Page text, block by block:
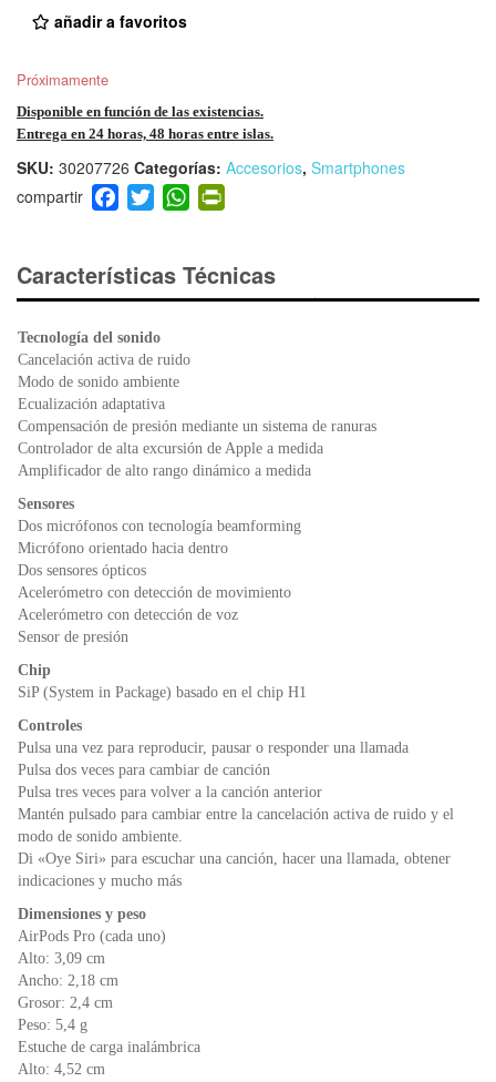
añadir a favoritos
Próximamente
Disponible en función de las existencias.
Entrega en 24 horas, 48 horas entre islas.
SKU: 30207726 Categorías: Accesorios, Smartphones
F
a
e
b
o
o
k
T
wi
er
W
h
s
A
p
ri
e
Características Técnicas
Tecnología del sonido
Cancelación activa de ruido
Modo de sonido ambiente
Ecualización adaptativa
Compensación de presión mediante un sistema de ranuras
Controlador de alta excursión de Apple a medida
Amplificador de alto rango dinámico a medida
Sensores
Dos micrófonos con tecnología beamforming
Micrófono orientado hacia dentro
Dos sensores ópticos
Acelerómetro con detección de movimiento
Acelerómetro con detección de voz
Sensor de presión
Chip
SiP (System in Package) basado en el chip H1
Controles
Pulsa una vez para reproducir, pausar o responder una llamada
Pulsa dos veces para cambiar de canción
Pulsa tres veces para volver a la canción anterior
Mantén pulsado para cambiar entre la cancelación activa de ruido y el
modo de sonido ambiente.
Di «Oye Siri» para escuchar una canción, hacer una llamada, obtener
indicaciones y mucho más
Dimensiones y peso
AirPods Pro (cada uno)
Alto: 3,09 cm
Ancho: 2,18 cm
Grosor: 2,4 cm
Peso: 5,4 g
Estuche de carga inalámbrica
Alto: 4,52 cm